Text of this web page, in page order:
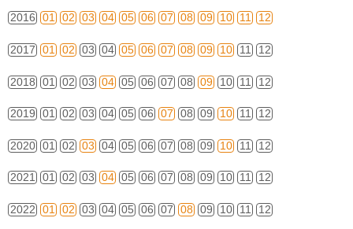
2016 01 02 03 04 05 06 07 08 09 10 11 12
2017 01 02 03 04 05 06 07 08 09 10 11 12
2018 01 02 03 04 05 06 07 08 09 10 11 12
2019 01 02 03 04 05 06 07 08 09 10 11 12
2020 01 02 03 04 05 06 07 08 09 10 11 12
2021 01 02 03 04 05 06 07 08 09 10 11 12
2022 01 02 03 04 05 06 07 08 09 10 11 12